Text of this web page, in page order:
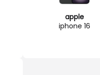
apple
iphone 16